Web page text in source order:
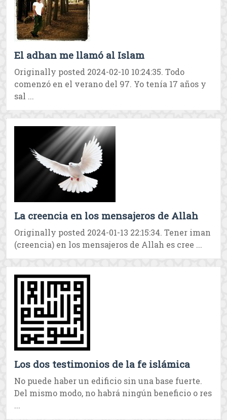
El adhan me llamó al Islam
Originally posted 2024-02-10 10:24:35. Todo
comenzó en el verano del 97. Yo tenía 17 años y
sal ...
La creencia en los mensajeros de Allah
Originally posted 2024-01-13 22:15:34. Tener iman
(creencia) en los mensajeros de Allah es cree ...
Los dos testimonios de la fe islámica
No puede haber un edificio sin una base fuerte.
Del mismo modo, no habrá ningún beneficio o res
...